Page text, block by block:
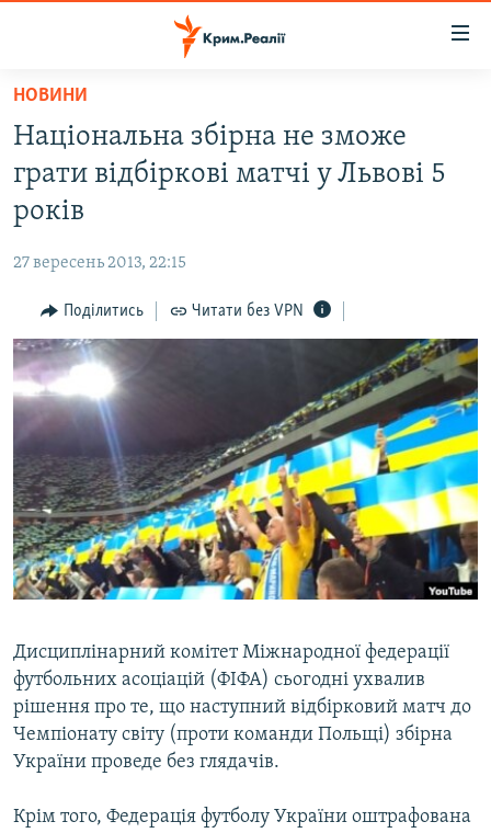
Перейти
основного
матеріалу
Перейти
до
основної
навігації
Перейти
до
пошуку
ВОДА.КРИМ
ВІДЕО ТА ФОТО
БЛОГИ
ПОГЛЯД
ІНТЕРВ'Ю
ВСЕ ЗА ДЕНЬ
СПЕЦПРОЕКТИ
ДЕПОРТАЦІЯ
ВІДЕОУРОКИ «ELIFBE»
СВІДЧЕННЯ ОКУПАЦІЇ
УКРАЇНСЬКА ПРОБЛЕМА КРИМУ
ЯК ОБІЙТИ БЛОКУВАННЯ
Русский
Qırımtatar
Усі сайти RFE/RL
НОВИНИ
Національна збірна не зможе
грати відбіркові матчі у Львові 5
років
27 вересень 2013, 22:15
Поділитись Читати без VPN
Дисциплінарний комітет Міжнародної федерації
футбольних асоціацій (ФІФА) сьогодні ухвалив
рішення про те, що наступний відбірковий матч до
Чемпіонату світу (проти команди Польщі) збірна
України проведе без глядачів.
Крім того, Федерація футболу України оштрафована